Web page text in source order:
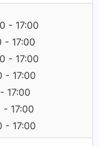
- 17:00
- 17:00
- 17:00
- 17:00
17:00
- 17:00
- 17:00